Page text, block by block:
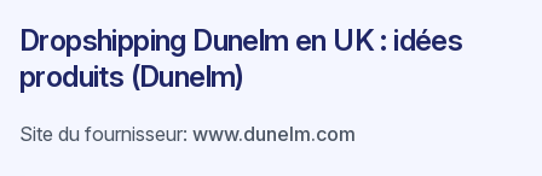
Dropshipping Dunelm en UK : idées
produits (Dunelm)
Site du fournisseur: www.dunelm.com